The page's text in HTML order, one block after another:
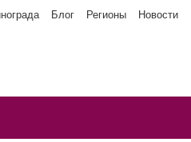
Блог Регионы Новости